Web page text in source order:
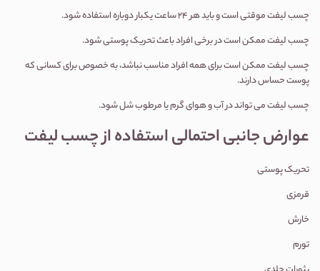
چسب لیفت موقتی است و باید هر 24 ساعت یکبار دوباره استفاده شود.
چسب لیفت ممکن است در برخی افراد باعث تحریک پوستی شود.
چسب لیفت ممکن است برای همه افراد مناسب نباشد، به خصوص برای کسانی که
پوست حساس دارند.
چسب لیفت می تواند در آب و هوای گرم یا مرطوب شل شود.
عوارض جانبی احتمالی استفاده از چسب لیفت
تحریک پوستی
قرمزی
خارش
تورم